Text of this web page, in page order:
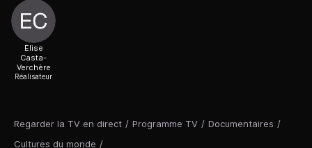
Regarder la TV en direct / Programme TV / Documentaires /
Cultures du monde /
Elise
Casta-
Verchère
Réalisateur